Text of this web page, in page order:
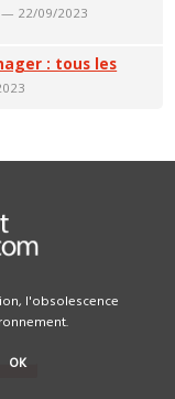
— 22/09/2023
: tous les
l'obsolescence
OK